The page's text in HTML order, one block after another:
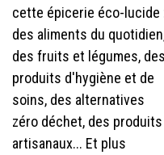
cette épicerie éco-lucide
des aliments du
des fruits et légumes, des
produits d'hygiène et de
soins, des alternatives
zéro déchet, des produits
artisanaux... Et plus